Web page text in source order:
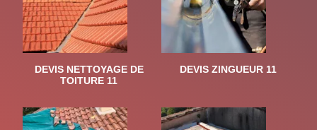
DEVIS NETTOYAGE DE
TOITURE 11
DEVIS ZINGUEUR 11